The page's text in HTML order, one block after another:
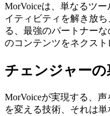
MorVoiceは、単なるツ
イティビティを解き放
る、最強のパートナー
のコンテンツをネクスト
チェンジャー
MorVoiceが実現する、
を変える技術、それは単